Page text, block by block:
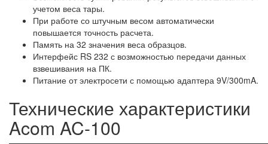
учетом веса тары.
При работе со штучным весом автоматически
повышается точность расчета.
Память на 32 значения веса образцов.
Интерфейс RS 232 с возможностью передачи данных
взвешивания на ПК.
Питание от электросети с помощью адаптера 9V/300mA.
Технические характеристики
Acom AC-100